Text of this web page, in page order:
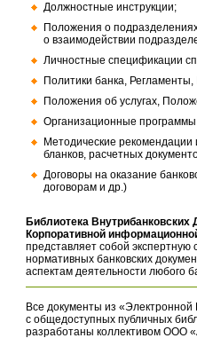
Должностные инструкции;
Положения о
о взаимодействии
Личностные спецификации
Политики банка,
Положения об услугах,
Организационные
Методические
бланков, расчетных
Договоры на оказание
договорам и др.)
Библиотека
Корпоративной
представляет собой экспертную
нормативных банковских
аспектам деятельности любого
Все документы из «Электронной
с общедоступных публичных
разработаны коллективом ООО